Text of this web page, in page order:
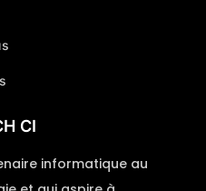
CI
informatique au